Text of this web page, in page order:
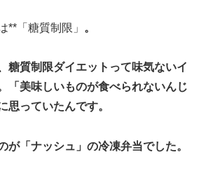
**「糖質制限」 。
糖質制限ダイエットって味気ないイ
「美味しいものが食べられないんじ
っていたんです。
が「ナッシュ」の冷凍弁当でした。